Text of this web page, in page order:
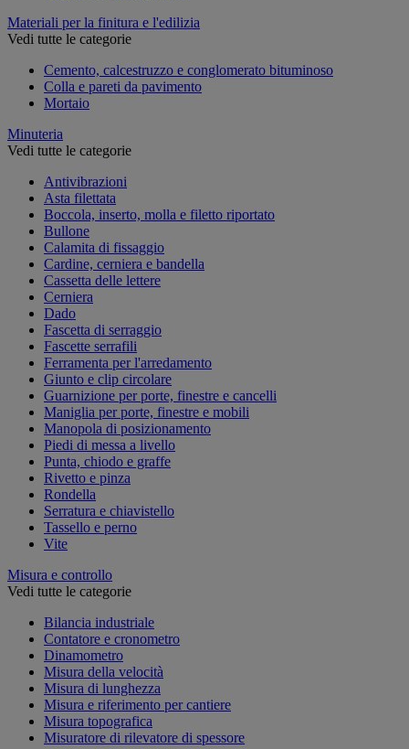
Materiali per la finitura e l'edilizia
Vedi tutte le categorie
Cemento, calcestruzzo e conglomerato bituminoso
Colla e pareti da pavimento
Mortaio
Minuteria
Vedi tutte le categorie
Antivibrazioni
Asta filettata
Boccola, inserto, molla e filetto riportato
Bullone
Calamita di fissaggio
Cardine, cerniera e bandella
Cassetta delle lettere
Cerniera
Dado
Fascetta di serraggio
Fascette serrafili
Ferramenta per l'arredamento
Giunto e clip circolare
Guarnizione per porte, finestre e cancelli
Maniglia per porte, finestre e mobili
Manopola di posizionamento
Piedi di messa a livello
Punta, chiodo e graffe
Rivetto e pinza
Rondella
Serratura e chiavistello
Tassello e perno
Vite
Misura e controllo
Vedi tutte le categorie
Bilancia industriale
Contatore e cronometro
Dinamometro
Misura della velocità
Misura di lunghezza
Misura e riferimento per cantiere
Misura topografica
Misuratore di rilevatore di spessore